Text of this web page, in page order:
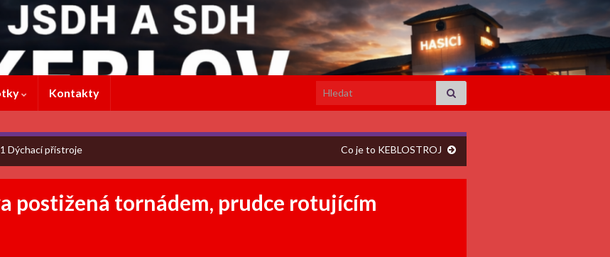
Kontakty Search for:
Dýchací přístroje Co je to KEBLOSTROJ
postižená tornádem, prudce rotujícím